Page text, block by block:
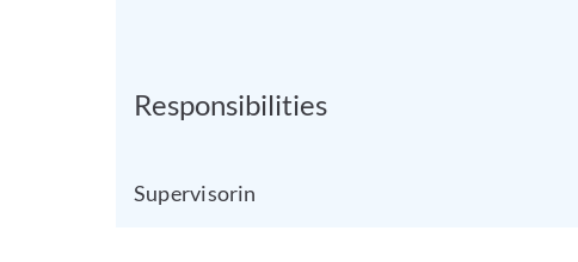
Responsibilities
Supervisorin